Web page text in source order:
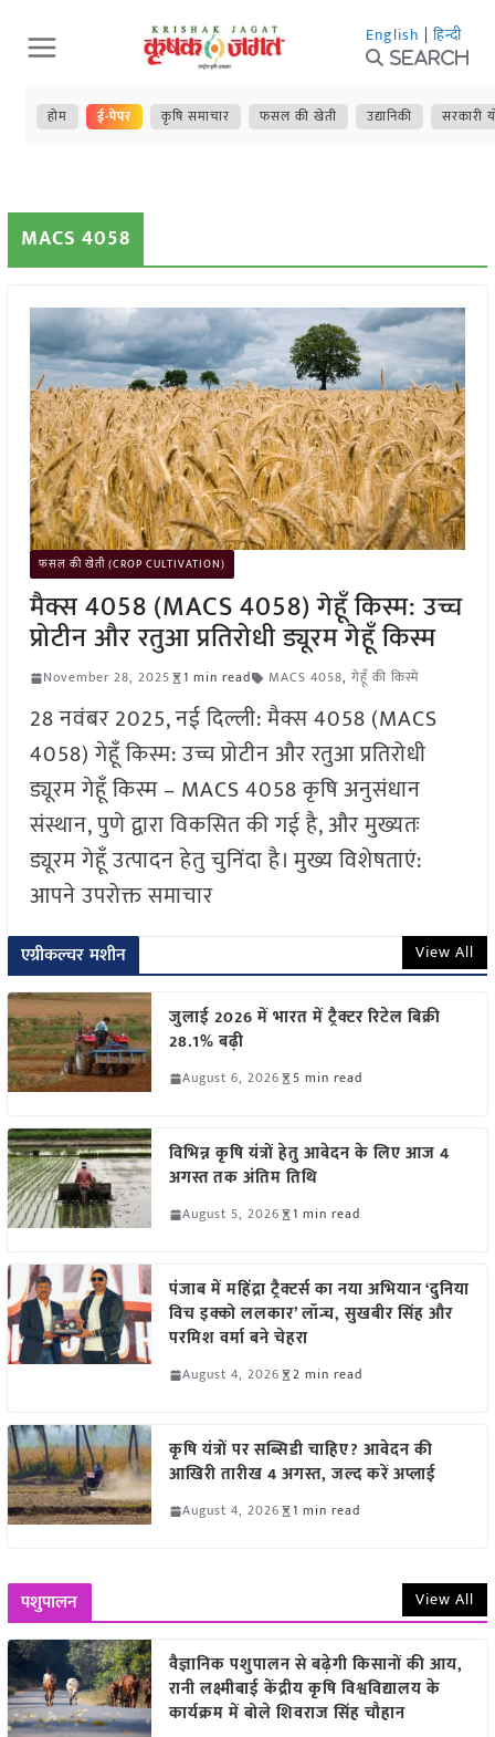
Skip
to
content
English | हिन्दी
Search
होम ई-पेपर कृषि समाचार फसल की खेती उद्यानिकी सरकारी
MACS 4058
फसल की खेती (CROP CULTIVATION)
मैक्स 4058 (MACS 4058) गेहूँ किस्म: उच्च
प्रोटीन और रतुआ प्रतिरोधी ड्यूरम गेहूँ किस्म
November 28, 2025 1 min read MACS 4058, गेहूँ की किस्में
28 नवंबर 2025, नई दिल्ली: मैक्स 4058 (MACS
4058) गेहूँ किस्म: उच्च प्रोटीन और रतुआ प्रतिरोधी
ड्यूरम गेहूँ किस्म – MACS 4058 कृषि अनुसंधान
संस्थान, पुणे द्वारा विकसित की गई है, और मुख्यतः
ड्यूरम गेहूँ उत्पादन हेतु चुनिंदा है। मुख्य विशेषताएं:
आपने उपरोक्त समाचार
एग्रीकल्चर मशीन View All
जुलाई 2026 में भारत में ट्रैक्टर रिटेल बिक्री
28.1% बढ़ी
August 6, 2026 5 min read
विभिन्न कृषि यंत्रों हेतु आवेदन के लिए आज 4
अगस्त तक अंतिम तिथि
August 5, 2026 1 min read
पंजाब में महिंद्रा ट्रैक्टर्स का नया अभियान ‘दुनिया
विच इक्को ललकार’ लॉन्च, सुखबीर सिंह और
परमिश वर्मा बने चेहरा
August 4, 2026 2 min read
कृषि यंत्रों पर सब्सिडी चाहिए? आवेदन की
आखिरी तारीख 4 अगस्त, जल्द करें अप्लाई
August 4, 2026 1 min read
पशुपालन View All
वैज्ञानिक पशुपालन से बढ़ेगी किसानों की आय,
रानी लक्ष्मीबाई केंद्रीय कृषि विश्वविद्यालय के
कार्यक्रम में बोले शिवराज सिंह चौहान